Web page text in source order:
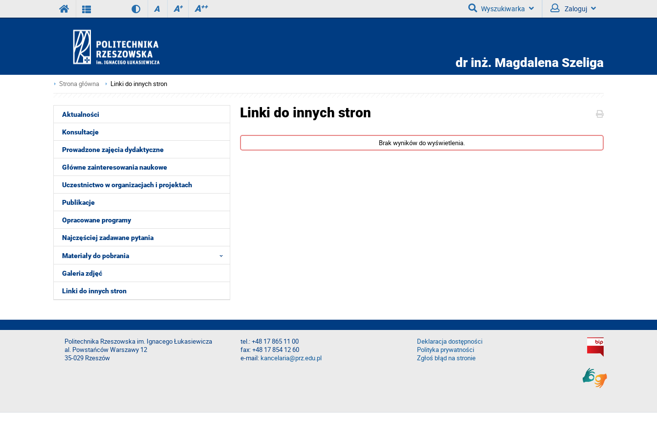
A A+ A++ Wyszukiwarka Zaloguj
dr inż. Magdalena Szeliga
Strona główna Linki do innych stron
Aktualności
Konsultacje
Prowadzone zajęcia dydaktyczne
Główne zainteresowania naukowe
Uczestnictwo w organizacjach i projektach
Publikacje
Opracowane programy
Najczęściej zadawane pytania
Materiały do pobrania
Galeria zdjęć
Linki do innych stron
Linki do innych stron
Brak wyników do wyświetlenia.
Politechnika Rzeszowska im. Ignacego Łukasiewicza
al. Powstańców Warszawy 12
35-029 Rzeszów
tel.: +48 17 865 11 00
fax: +48 17 854 12 60
e-mail:kancelaria@prz.edu.pl
Deklaracja dostępności
Polityka prywatności
Zgłoś błąd na stronie